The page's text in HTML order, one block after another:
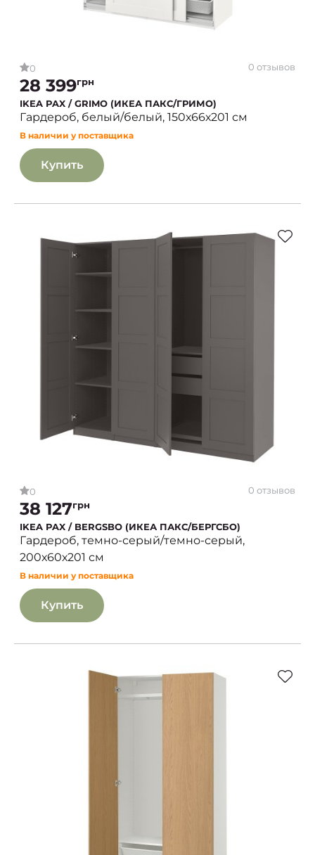
0 0 отзывов
28 399грн
IKEA PAX / GRIMO (ИКЕА ПАКС/ГРИМО)
Гардероб, белый/белый, 150х66х201 см
В наличии у поставщика
Купить
0 0 отзывов
38 127грн
IKEA PAX / BERGSBO (ИКЕА ПАКС/БЕРГСБО)
Гардероб, темно-серый/темно-серый,
200х60х201 см
В наличии у поставщика
Купить